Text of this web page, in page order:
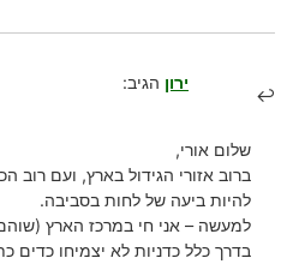
ירון הגיב:
שלום אורי,
ברוב אזורי הגידול בארץ, ועם רוב
להיות ביעה של לחות בסביבה.
למעשה – אני חי במרכז הארץ
בדרך כלל כדניות לא יצמיחו כדים